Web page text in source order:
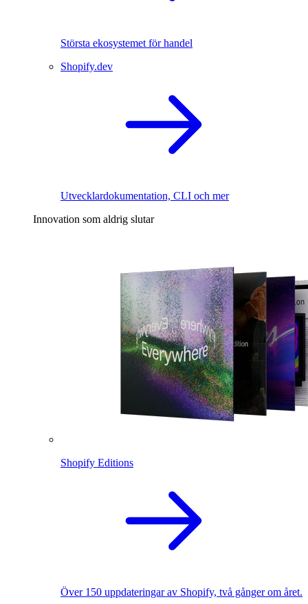
Största ekosystemet för handel
Shopify.dev
Utvecklardokumentation, CLI och mer
Innovation som aldrig slutar
Shopify Editions
Över 150 uppdateringar av Shopify, två gånger om året.